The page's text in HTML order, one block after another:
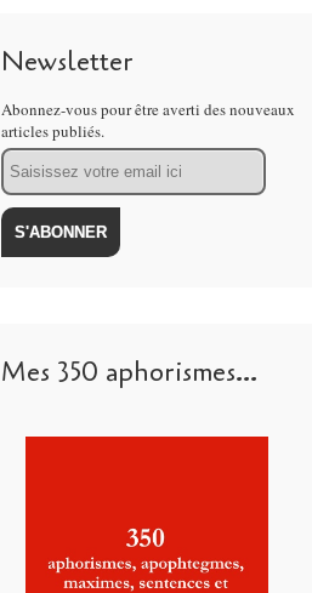
Newsletter
Abonnez-vous pour être averti des nouveaux
articles publiés.
Email
Mes 350 aphorismes...